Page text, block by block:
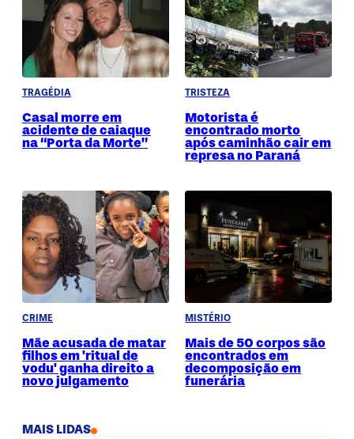
TRAGÉDIA
Casal morre em
acidente de caiaque
na “Porta da Morte”
TRISTEZA
Motorista é
encontrado morto
após caminhão cair em
represa no Paraná
CRIME
Mãe acusada de matar
filhos em 'ritual de
vodu' ganha direito a
novo julgamento
MISTÉRIO
Mais de 50 corpos são
encontrados em
decomposição em
funerária
MAIS LIDAS